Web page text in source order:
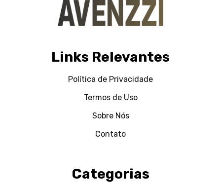
Links Relevantes
Política de Privacidade
Termos de Uso
Sobre Nós
Contato
Categorias